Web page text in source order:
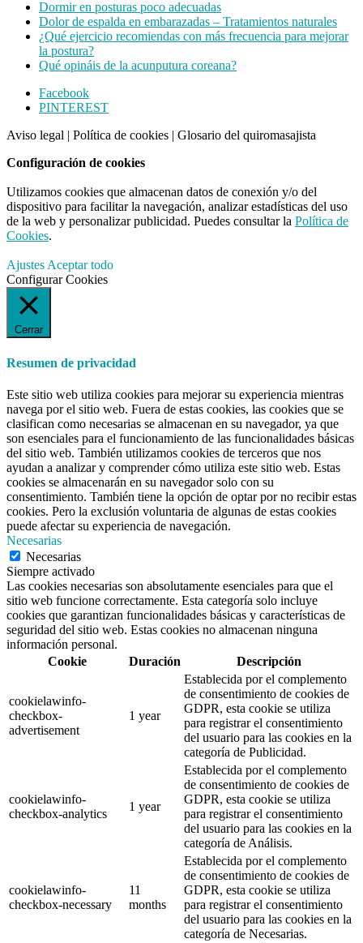
Dormir en posturas poco adecuadas
Dolor de espalda en embarazadas – Tratamientos naturales
¿Qué ejercicio recomiendas con más frecuencia para mejorar
la postura?
Qué opináis de la acunputura coreana?
Footer
CTA
Facebook
PINTEREST
Aviso legal | Política de cookies | Glosario del quiromasajista
Configuración de cookies
Utilizamos cookies que almacenan datos de conexión y/o del
dispositivo para facilitar la navegación, analizar estadísticas del uso
de la web y personalizar publicidad. Puedes consultar la Política de
Cookies.
Ajustes Aceptar todo
Configurar Cookies
Cerrar
Resumen de privacidad
Este sitio web utiliza cookies para mejorar su experiencia mientras
navega por el sitio web. Fuera de estas cookies, las cookies que se
clasifican como necesarias se almacenan en su navegador, ya que
son esenciales para el funcionamiento de las funcionalidades básicas
del sitio web. También utilizamos cookies de terceros que nos
ayudan a analizar y comprender cómo utiliza este sitio web. Estas
cookies se almacenarán en su navegador solo con su
consentimiento. También tiene la opción de optar por no recibir estas
cookies. Pero la exclusión voluntaria de algunas de estas cookies
puede afectar su experiencia de navegación.
Necesarias
Necesarias
Siempre activado
Las cookies necesarias son absolutamente esenciales para que el
sitio web funcione correctamente. Esta categoría solo incluye
cookies que garantizan funcionalidades básicas y características de
seguridad del sitio web. Estas cookies no almacenan ninguna
información personal.
Cookie
Duración Descripción
cookielawinfo-
checkbox-
advertisement
1 year
Establecida por el complemento
de consentimiento de cookies de
GDPR, esta cookie se utiliza
para registrar el consentimiento
del usuario para las cookies en la
categoría de Publicidad.
cookielawinfo-
checkbox-analytics
1 year
Establecida por el complemento
de consentimiento de cookies de
GDPR, esta cookie se utiliza
para registrar el consentimiento
del usuario para las cookies en la
categoría de Análisis.
cookielawinfo-
checkbox-necessary
11
months
Establecida por el complemento
de consentimiento de cookies de
GDPR, esta cookie se utiliza
para registrar el consentimiento
del usuario para las cookies en la
categoría de Necesarias.